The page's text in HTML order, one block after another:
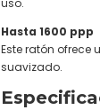
uso.
Hasta 1600 ppp
Este ratón ofrece
suavizado.